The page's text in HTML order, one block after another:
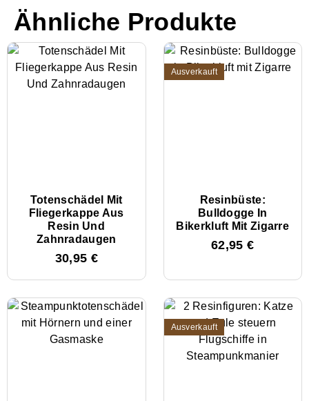
Ähnliche Produkte
Totenschädel Mit
Fliegerkappe Aus
Resin Und
Zahnradaugen
30,95 €
Ausverkauft
Resinbüste:
Bulldogge In
Bikerkluft Mit Zigarre
62,95 €
Ausverkauft